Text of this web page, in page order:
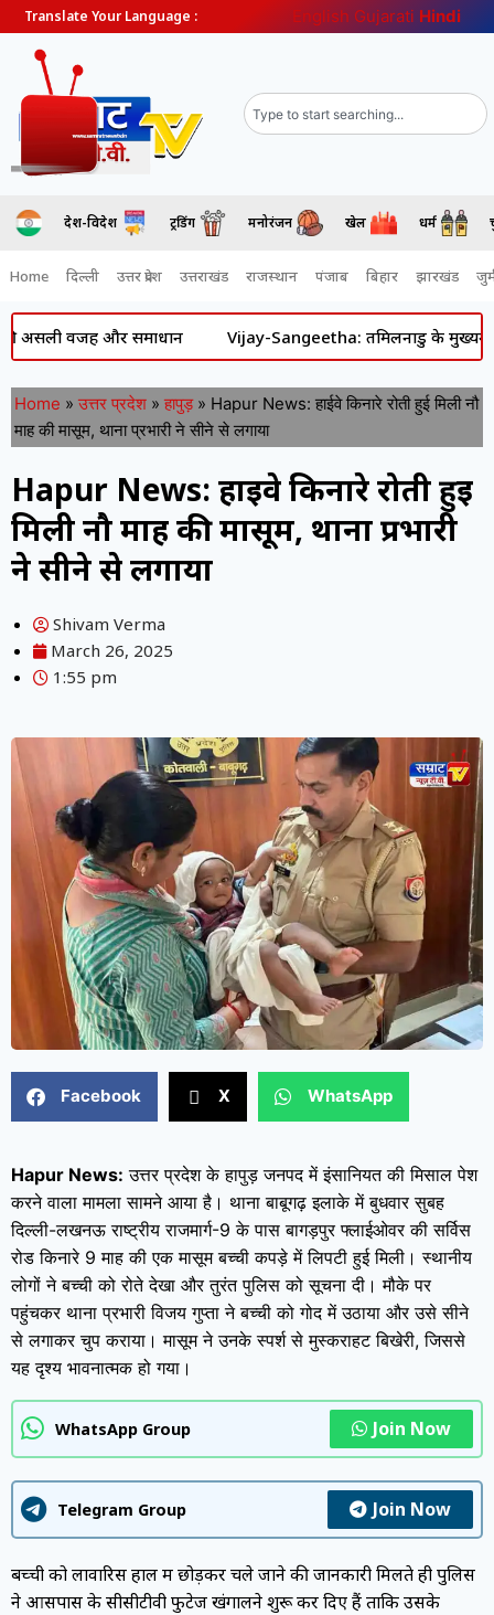
Translate Your Language : English Gujarati Hindi
देश-विदेश ट्रेंडिंग मनोरंजन खेल धर्म
Home दिल्ली उत्तर प्रदेश उत्तराखंड राजस्थान पंजाब बिहार झारखंड
वजह और समाधान Vijay-Sangeetha: तमिलनाडु के मुख्यमंत्री विजय
Home » उत्तर प्रदेश » हापुड़ » Hapur News: हाईवे किनारे रोती हुई मिली नौ
माह की मासूम, थाना प्रभारी ने सीने से लगाया
Hapur News: हाईवे किनारे रोती हुई
मिली नौ माह की मासूम, थाना प्रभारी
ने सीने से लगाया
Shivam Verma
March 26, 2025
1:55 pm
Facebook X WhatsApp
Hapur News: उत्तर प्रदेश के हापुड़ जनपद में इंसानियत की मिसाल पेश
करने वाला मामला सामने आया है। थाना बाबूगढ़ इलाके में बुधवार सुबह
दिल्ली-लखनऊ राष्ट्रीय राजमार्ग-9 के पास बागड़पुर फ्लाईओवर की सर्विस
रोड किनारे 9 माह की एक मासूम बच्ची कपड़े में लिपटी हुई मिली। स्थानीय
लोगों ने बच्ची को रोते देखा और तुरंत पुलिस को सूचना दी। मौके पर
पहुंचकर थाना प्रभारी विजय गुप्ता ने बच्ची को गोद में उठाया और उसे सीने
से लगाकर चुप कराया। मासूम ने उनके स्पर्श से मुस्कराहट बिखेरी, जिससे
यह दृश्य भावनात्मक हो गया।
WhatsApp Group Join Now
Telegram Group Join Now
बच्ची को लावारिस हाल में छोड़कर चले जाने की जानकारी मिलते ही पुलिस
ने आसपास के सीसीटीवी फुटेज खंगालने शुरू कर दिए हैं ताकि उसके